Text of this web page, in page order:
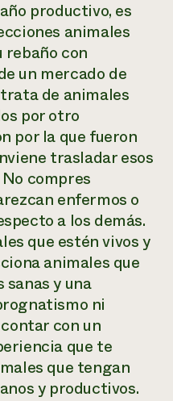
productivo, es
animales
rebaño con
un mercado de
de animales
por otro
por la que fueron
trasladar esos
compres
enfermos o
a los demás.
que estén vivos y
animales que
y una
ni
con un
que te
que tengan
y productivos.